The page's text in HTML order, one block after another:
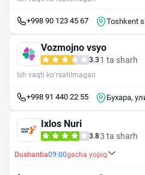
+998 90 123 45 67
Toshkent
Vozmojno vsyo
3.3 1 ta sharh
Ish vaqti ko‘rsatilmagan
+998 91 440 22 55
Бухара,
Ixlos Nuri
3.83 ta sharh
Dushanba09:00gacha yopiq